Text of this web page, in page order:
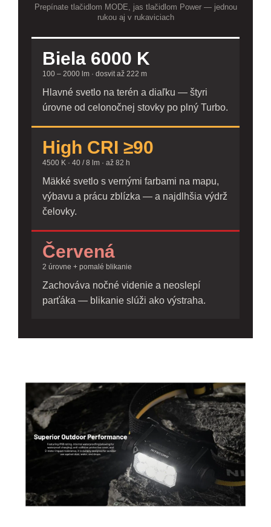
Prepínate tlačidlom MODE, jas tlačidlom Power — jednou
rukou aj v rukaviciach
Biela 6000 K
100 – 2000 lm · dosvit až 222 m
Hlavné svetlo na terén a diaľku — štyri
úrovne od celonočnej stovky po plný Turbo.
High CRI ≥90
4500 K · 40 / 8 lm · až 82 h
Mäkké svetlo s vernými farbami na mapu,
výbavu a prácu zblízka — a najdlhšia výdrž
čelovky.
Červená
2 úrovne + pomalé blikanie
Zachováva nočné videnie a neoslepí
parťáka — blikanie slúži ako výstraha.